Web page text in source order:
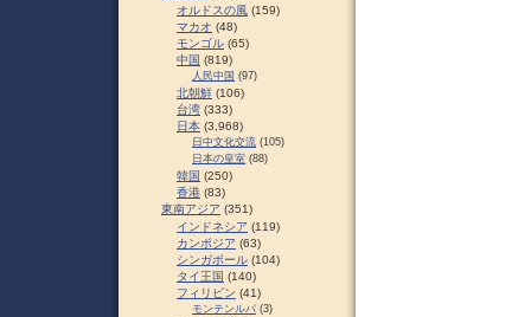
オルドスの風 (159)
マカオ (48)
モンゴル (65)
中国 (819)
人民中国 (97)
北朝鮮 (106)
台湾 (333)
日本 (3,968)
日中文化交流 (105)
日本の皇室 (88)
韓国 (250)
香港 (83)
東南アジア (351)
インドネシア (119)
カンボジア (63)
シンガポール (104)
タイ王国 (140)
フィリピン (41)
モンテンルパ (3)